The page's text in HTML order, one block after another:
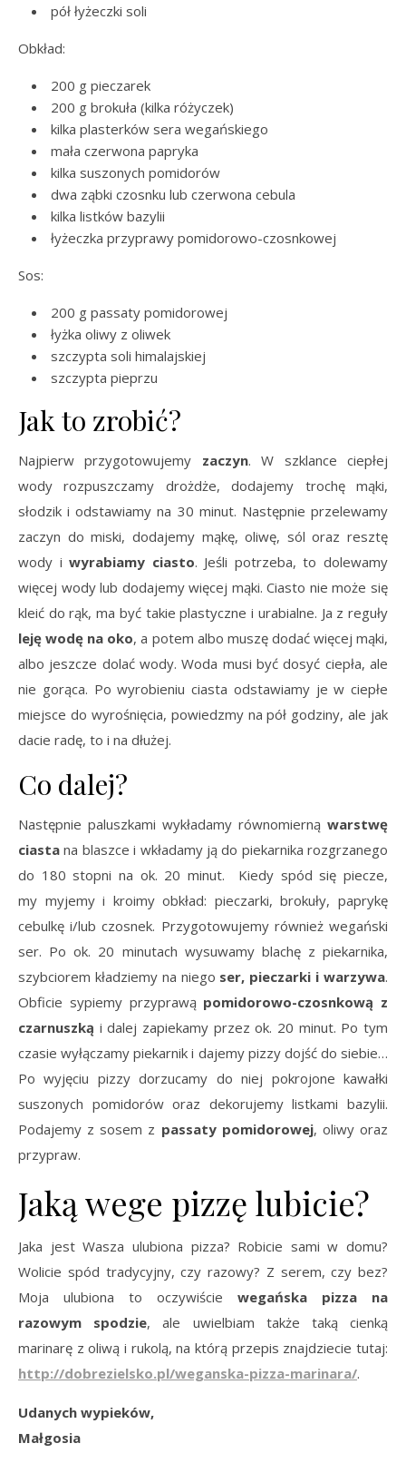
pół łyżeczki soli
Obkład:
200 g pieczarek
200 g brokuła (kilka różyczek)
kilka plasterków sera wegańskiego
mała czerwona papryka
kilka suszonych pomidorów
dwa ząbki czosnku lub czerwona cebula
kilka listków bazylii
łyżeczka przyprawy pomidorowo-czosnkowej
Sos:
200 g passaty pomidorowej
łyżka oliwy z oliwek
szczypta soli himalajskiej
szczypta pieprzu
Jak to zrobić?
Najpierw przygotowujemy zaczyn. W szklance ciepłej
wody rozpuszczamy drożdże, dodajemy trochę mąki,
słodzik i odstawiamy na 30 minut. Następnie przelewamy
zaczyn do miski, dodajemy mąkę, oliwę, sól oraz resztę
wody iwyrabiamy ciasto. Jeśli potrzeba, to dolewamy
więcej wody lub dodajemy więcej mąki. Ciasto nie może się
kleić do rąk, ma być takie plastyczne i urabialne. Ja z reguły
leję wodę na oko, a potem albo muszę dodać więcej mąki,
albo jeszcze dolać wody. Woda musi być dosyć ciepła, ale
nie gorąca. Po wyrobieniu ciasta odstawiamy je w ciepłe
miejsce do wyrośnięcia, powiedzmy na pół godziny, ale jak
dacie radę, to i na dłużej.
Co dalej?
Następnie paluszkami wykładamy równomierną warstwę
ciasta na blaszce i wkładamy ją do piekarnika rozgrzanego
do 180 stopni na ok. 20 minut. Kiedy spód się piecze,
my myjemy i kroimy obkład: pieczarki, brokuły, paprykę
cebulkę i/lub czosnek. Przygotowujemy również wegański
ser. Po ok. 20 minutach wysuwamy blachę z piekarnika,
szybciorem kładziemy na niego ser, pieczarki i warzywa.
Obficie sypiemy przyprawą pomidorowo-czosnkową z
czarnuszką i dalej zapiekamy przez ok. 20 minut. Po tym
czasie wyłączamy piekarnik i dajemy pizzy dojść do siebie…
Po wyjęciu pizzy dorzucamy do niej pokrojone kawałki
suszonych pomidorów oraz dekorujemy listkami bazylii.
Podajemy z sosem z passaty pomidorowej, oliwy oraz
przypraw.
Jaką wege pizzę lubicie?
Jaka jest Wasza ulubiona pizza? Robicie sami w domu?
Wolicie spód tradycyjny, czy razowy? Z serem, czy bez?
Moja ulubiona to oczywiście wegańska pizza na
razowym spodzie, ale uwielbiam także taką cienką
marinarę z oliwą i rukolą, na którą przepis znajdziecie tutaj:
http://dobrezielsko.pl/weganska-pizza-marinara/.
Udanych wypieków,
Małgosia